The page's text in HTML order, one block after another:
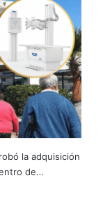
la adquisición
de…